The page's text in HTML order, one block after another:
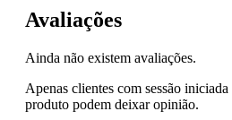
Avaliações
Ainda não existem avaliações.
Apenas clientes com sessão
produto podem deixar opinião.